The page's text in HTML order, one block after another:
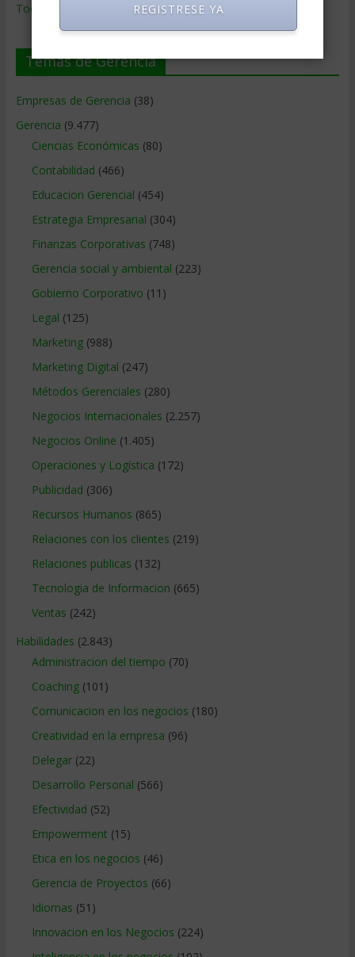
Todos los Temas
Temas de Gerencia
Empresas de Gerencia (38)
Gerencia (9.477)
Ciencias Económicas (80)
Contabilidad (466)
Educacion Gerencial (454)
Estrategia Empresarial (304)
Finanzas Corporativas (748)
Gerencia social y ambiental (223)
Gobierno Corporativo (11)
Legal (125)
Marketing(988)
Marketing Digital (247)
Métodos Gerenciales (280)
Negocios Internacionales (2.257)
Negocios Online (1.405)
Operaciones y Logística (172)
Publicidad (306)
Recursos Humanos (865)
Relaciones con los clientes (219)
Relaciones publicas (132)
Tecnologia de Informacion (665)
Ventas (242)
Habilidades (2.843)
Administracion del tiempo (70)
Coaching(101)
Comunicacion en los negocios (180)
Creatividad en la empresa (96)
Delegar(22)
Desarrollo Personal (566)
Efectividad (52)
Empowerment (15)
Etica en los negocios (46)
Gerencia de Proyectos (66)
Idiomas (51)
Innovacion en los Negocios (224)
REGISTRESE YA